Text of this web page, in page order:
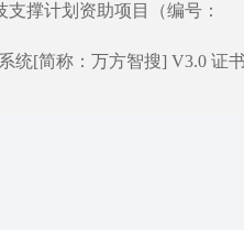
撑计划资助项目（编号：
统[简称：万方智搜] V3.0 证